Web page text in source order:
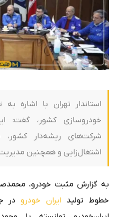
استاندار تهران با اشاره
خودروسازی کشور، گفت:
شرکت‌های ریشه‌دار
اشتغال‌زایی و همچنین
به گزارش مثبت خودرو،
خطوط تولید ایران خودرودر